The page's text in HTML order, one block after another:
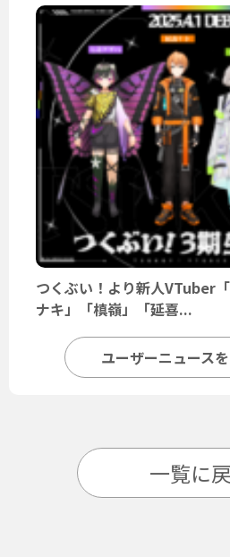
つくぶい！より新人VTuber
ナキ」「槙嶺」「延喜...
ユーザーニュース
一覧に